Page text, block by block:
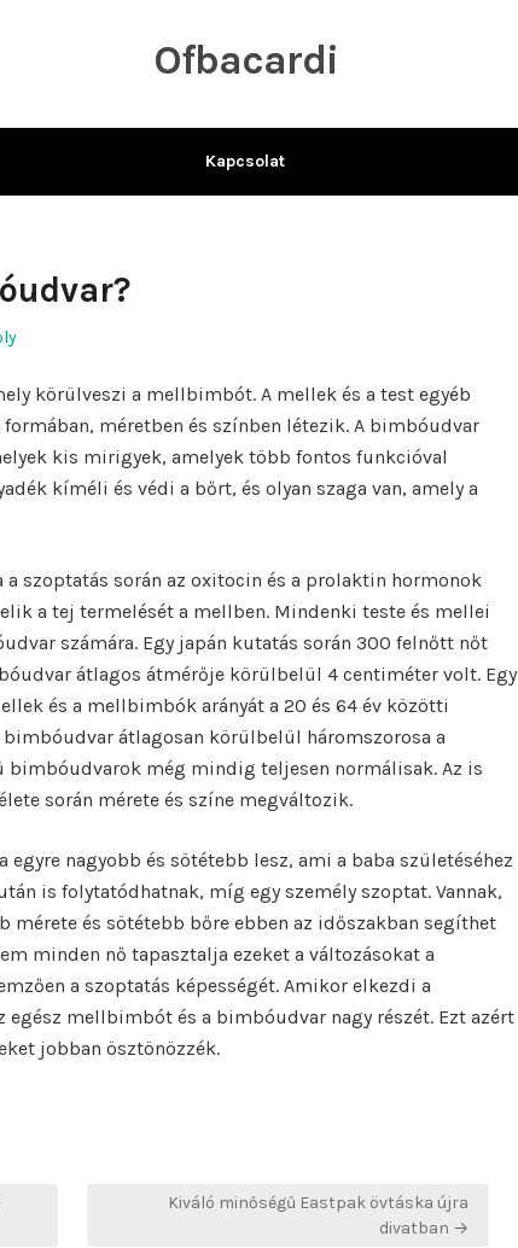
Ofbacardi
Kapcsolat
körülveszi a mellbimbót. A mellek és a test egyéb
méretben és színben létezik. A bimbóudvar
kis mirigyek, amelyek több fontos funkcióval
kíméli és védi a bőrt, és olyan szaga van, amely a
szoptatás során az oxitocin és a prolaktin hormonok
a tej termelését a mellben. Mindenki teste és mellei
számára. Egy japán kutatás során 300 felnőtt nőt
átlagos átmérője körülbelül 4 centiméter volt. Egy
és a mellbimbók arányát a 20 és 64 év közötti
átlagosan körülbelül háromszorosa a
bimbóudvarok még mindig teljesen normálisak. Az is
során mérete és színe megváltozik.
nagyobb és sötétebb lesz, ami a baba születéséhez
is folytatódhatnak, míg egy személy szoptat. Vannak,
és sötétebb bőre ebben az időszakban segíthet
minden nő tapasztalja ezeket a változásokat a
a szoptatás képességét. Amikor elkezdi a
egész mellbimbót és a bimbóudvar nagy részét. Ezt azért
jobban ösztönözzék.
Kiváló minőségű Eastpak övtáska újra
divatban →